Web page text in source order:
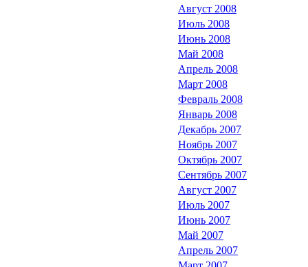
Август 2008
Июль 2008
Июнь 2008
Май 2008
Апрель 2008
Март 2008
Февраль 2008
Январь 2008
Декабрь 2007
Ноябрь 2007
Октябрь 2007
Сентябрь 2007
Август 2007
Июль 2007
Июнь 2007
Май 2007
Апрель 2007